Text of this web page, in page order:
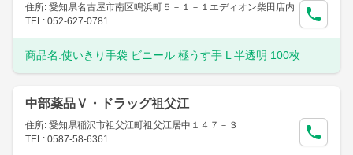
住所: 愛知県名古屋市南区鳴浜町５－１－１エディオン柴田店内
TEL: 052-627-0781
商品名:使いきり手袋 ビニール 極うす手 L 半透明 100枚
中部薬品Ｖ・ドラッグ祖父江
住所: 愛知県稲沢市祖父江町祖父江居中１４７－３
TEL: 0587-58-6361